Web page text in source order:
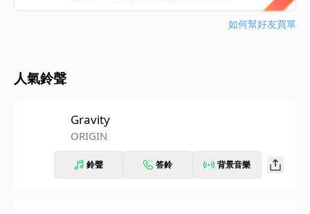
如何幫好友買單
人氣鈴聲
Gravity
ORIGIN
鈴聲 答鈴 背景音樂